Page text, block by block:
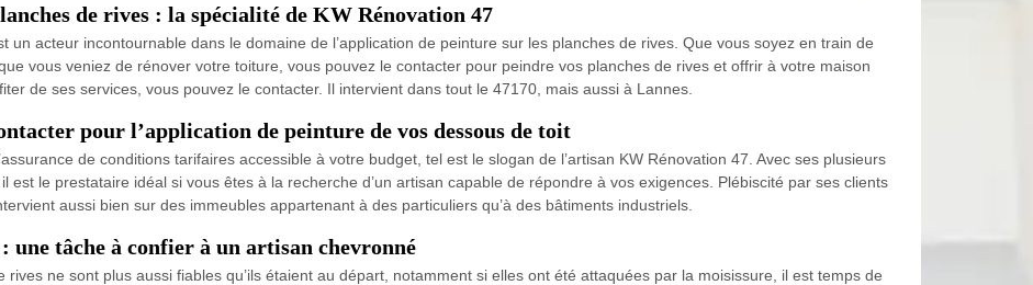
de rives : la spécialité de KW Rénovation 47
un acteur incontournable dans le domaine de l’application de peinture sur les planches de rives. Que vous soyez en train de
vous veniez de rénover votre toiture, vous pouvez le contacter pour peindre vos planches de rives et offrir à votre maison
de ses services, vous pouvez le contacter. Il intervient dans tout le 47170, mais aussi à Lannes.
pour l’application de peinture de vos dessous de toit
de conditions tarifaires accessible à votre budget, tel est le slogan de l’artisan KW Rénovation 47. Avec ses plusieurs
est le prestataire idéal si vous êtes à la recherche d’un artisan capable de répondre à vos exigences. Plébiscité par ses clients
aussi bien sur des immeubles appartenant à des particuliers qu’à des bâtiments industriels.
une tâche à confier à un artisan chevronné
ne sont plus aussi fiables qu’ils étaient au départ, notamment si elles ont été attaquées par la moisissure, il est temps de